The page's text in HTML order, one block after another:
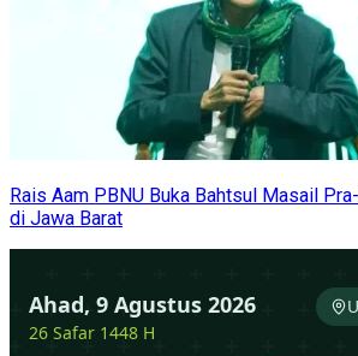
Rais Aam PBNU Buka Bahtsul Masail
di Jawa Barat